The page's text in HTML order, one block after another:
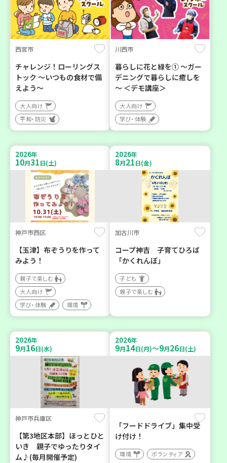
西宮市
チャレンジ！ローリングス
トック ～いつもの食材で備
えよう～
大人向け
平和・防災
川西市
暮らしに花と緑を① ～ガー
デニングで暮らしに癒しを
～ ＜デモ講座＞
大人向け
学び・体験
2026年
10月31日(土)
神戸市西区
【玉津】布ぞうりを作って
みよう！
親子で楽しむ
大人向け
学び・体験
環境
2026年
8月21日(金)
加古川市
コープ神吉 子育てひろば
「かくれんぼ」
子ども
親子で楽しむ
2026年
9月16日(水)
神戸市兵庫区
【第3地区本部】ほっとひと
いき 親子でゆったりタイ
ム♪(毎月開催予定)
2026年
9月14日(月)～9月26日(土)
「フードドライブ」集中受
け付け！
環境 ボランティア